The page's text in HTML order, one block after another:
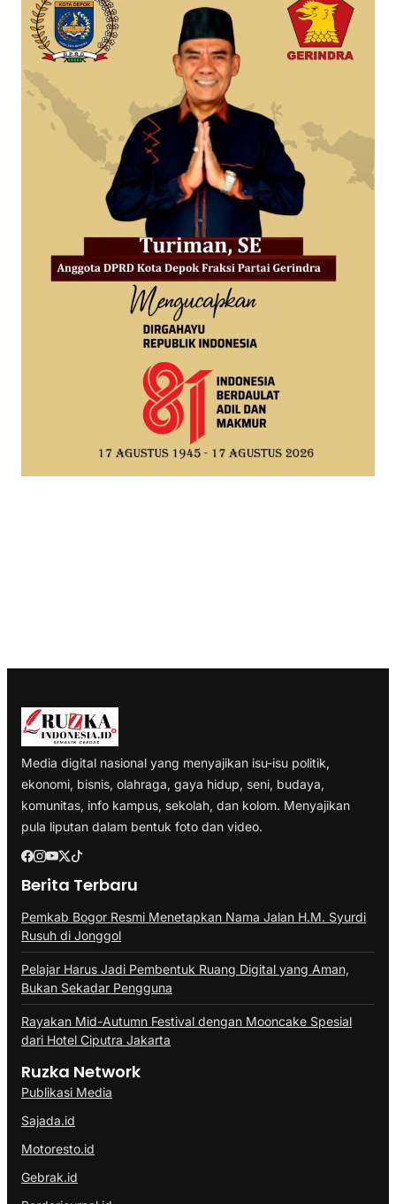
Media digital nasional yang menyajikan isu-isu politik,
ekonomi, bisnis, olahraga, gaya hidup, seni, budaya,
komunitas, info kampus, sekolah, dan kolom. Menyajikan
pula liputan dalam bentuk foto dan video.
Berita Terbaru
Pemkab Bogor Resmi Menetapkan Nama Jalan H.M. Syurdi
Rusuh di Jonggol
Pelajar Harus Jadi Pembentuk Ruang Digital yang Aman,
Bukan Sekadar Pengguna
Rayakan Mid-Autumn Festival dengan Mooncake Spesial
dari Hotel Ciputra Jakarta
Ruzka Network
Publikasi Media
Sajada.id
Motoresto.id
Gebrak.id